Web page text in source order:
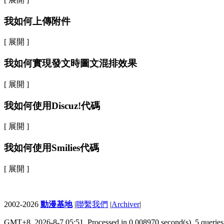
我如何上傳附件
[ 展開 ]
我如何實現發文時圖文混排效果
[ 展開 ]
我如何使用Discuz!代碼
[ 展開 ]
我如何使用Smilies代碼
[ 展開 ]
2002-2026 動漫基地 |聯繫我們 |Archiver|
GMT+8, 2026-8-7 05:51, Processed in 0.008970 second(s), 5